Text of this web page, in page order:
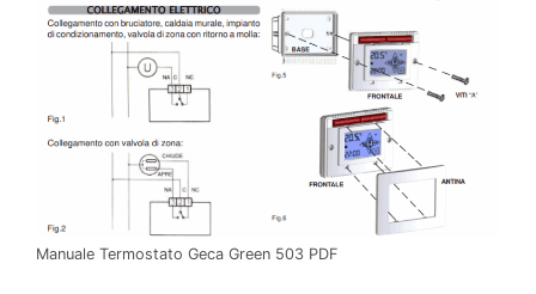
Manuale Termostato Geca Green 503 PDF